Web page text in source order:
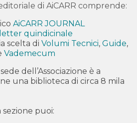
di AiCARR comprende:
AiCARR JOURNAL
quindicinale
scelta di Volumi Tecnici, Guide,
Vademecum
dell’Associazione è a
una biblioteca di circa 8 mila
puoi: